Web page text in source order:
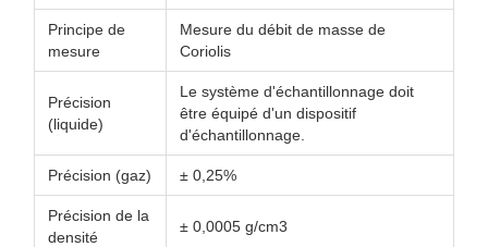
Principe de
mesure
Mesure du débit de masse de
Coriolis
Précision
(liquide)
Le système d'échantillonnage doit
être équipé d'un dispositif
d'échantillonnage.
Précision (gaz) ± 0,25%
Précision de la
densité
± 0,0005 g/cm3